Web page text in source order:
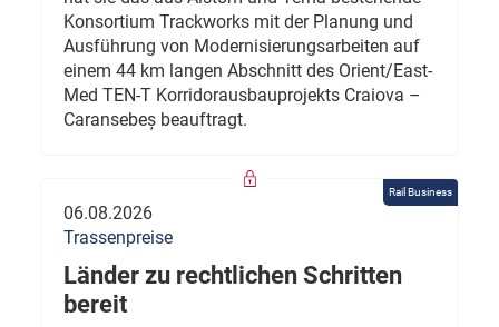
Konsortium Trackworks mit der Planung und
Ausführung von Modernisierungsarbeiten auf
einem 44 km langen Abschnitt des Orient/East-
Med TEN-T Korridorausbauprojekts Craiova –
Caransebeș beauftragt.
Rail Business
06.08.2026
Trassenpreise
Länder zu rechtlichen Schritten
bereit